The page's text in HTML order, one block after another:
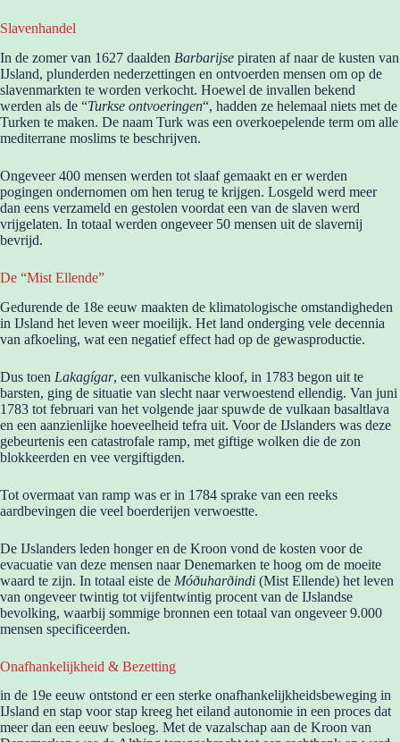
Slavenhandel
In de zomer van 1627 daalden Barbarijse piraten af naar de kusten van
IJsland, plunderden nederzettingen en ontvoerden mensen om op de
slavenmarkten te worden verkocht. Hoewel de invallen bekend
werden als de “Turkse ontvoeringen“, hadden ze helemaal niets met de
Turken te maken. De naam Turk was een overkoepelende term om alle
mediterrane moslims te beschrijven.
Ongeveer 400 mensen werden tot slaaf gemaakt en er werden
pogingen ondernomen om hen terug te krijgen. Losgeld werd meer
dan eens verzameld en gestolen voordat een van de slaven werd
vrijgelaten. In totaal werden ongeveer 50 mensen uit de slavernij
bevrijd.
De “Mist Ellende”
Gedurende de 18e eeuw maakten de klimatologische omstandigheden
in IJsland het leven weer moeilijk. Het land onderging vele decennia
van afkoeling, wat een negatief effect had op de gewasproductie.
Dus toen Lakagígar, een vulkanische kloof, in 1783 begon uit te
barsten, ging de situatie van slecht naar verwoestend ellendig. Van juni
1783 tot februari van het volgende jaar spuwde de vulkaan basaltlava
en een aanzienlijke hoeveelheid tefra uit. Voor de IJslanders was deze
gebeurtenis een catastrofale ramp, met giftige wolken die de zon
blokkeerden en vee vergiftigden.
Tot overmaat van ramp was er in 1784 sprake van een reeks
aardbevingen die veel boerderijen verwoestte.
De IJslanders leden honger en de Kroon vond de kosten voor de
evacuatie van deze mensen naar Denemarken te hoog om de moeite
waard te zijn. In totaal eiste de Móðuharðindi (Mist Ellende) het leven
van ongeveer twintig tot vijfentwintig procent van de IJslandse
bevolking, waarbij sommige bronnen een totaal van ongeveer 9.000
mensen specificeerden.
Onafhankelijkheid & Bezetting
in de 19e eeuw ontstond er een sterke onafhankelijkheidsbeweging in
IJsland en stap voor stap kreeg het eiland autonomie in een proces dat
meer dan een eeuw besloeg. Met de vazalschap aan de Kroon van